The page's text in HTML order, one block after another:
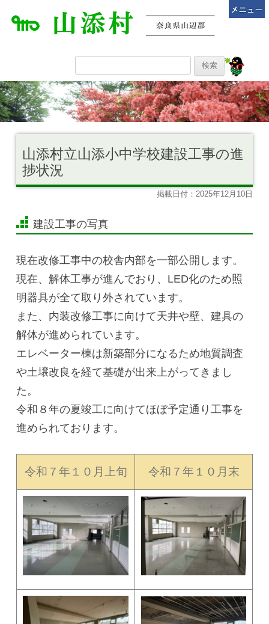
山添村立山添小中学校建設工事の進
捗状況
掲載日付：2025年12月10日
建設工事の写真
現在改修工事中の校舎内部を一部公開します。
現在、解体工事が進んでおり、LED化のため照
明器具が全て取り外されています。
また、内装改修工事に向けて天井や壁、建具の
解体が進められています。
エレベーター棟は新築部分になるため地質調査
や土壌改良を経て基礎が出来上がってきまし
た。
令和８年の夏竣工に向けてほぼ予定通り工事を
進められております。
令和７年１０月上旬 令和７年１０月末